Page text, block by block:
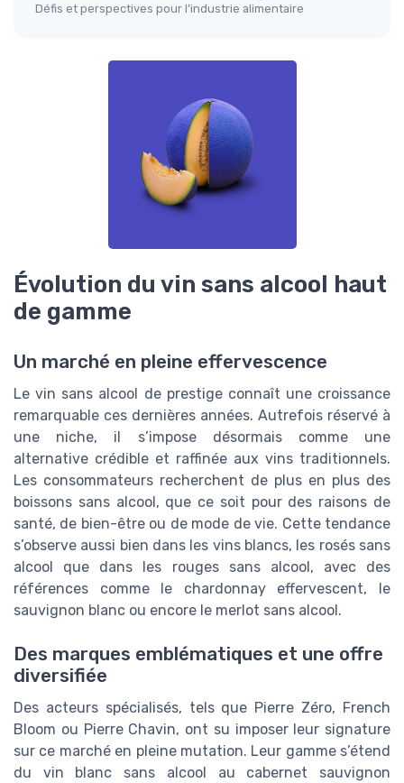
Défis et perspectives pour l’industrie alimentaire
Évolution du vin sans alcool haut
de gamme
Un marché en pleine effervescence
Le vin sans alcool de prestige connaît une croissance
remarquable ces dernières années. Autrefois réservé à
une niche, il s’impose désormais comme une
alternative crédible et raffinée aux vins traditionnels.
Les consommateurs recherchent de plus en plus des
boissons sans alcool, que ce soit pour des raisons de
santé, de bien-être ou de mode de vie. Cette tendance
s’observe aussi bien dans les vins blancs, les rosés sans
alcool que dans les rouges sans alcool, avec des
références comme le chardonnay effervescent, le
sauvignon blanc ou encore le merlot sans alcool.
Des marques emblématiques et une offre
diversifiée
Des acteurs spécialisés, tels que Pierre Zéro, French
Bloom ou Pierre Chavin, ont su imposer leur signature
sur ce marché en pleine mutation. Leur gamme s’étend
du vin blanc sans alcool au cabernet sauvignon